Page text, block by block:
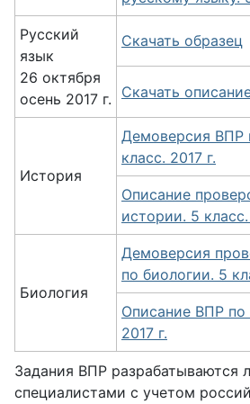
Русский
язык
26 октября
осень 2017 г.
Скачать образец
Скачать
История
Демоверсия ВПР
класс. 2017 г.
Описание
истории. 5 класс.
Биология
Демоверсия
по биологии. 5
Описание ВПР по
2017 г.
Задания ВПР разрабатываются
специалистами с учетом